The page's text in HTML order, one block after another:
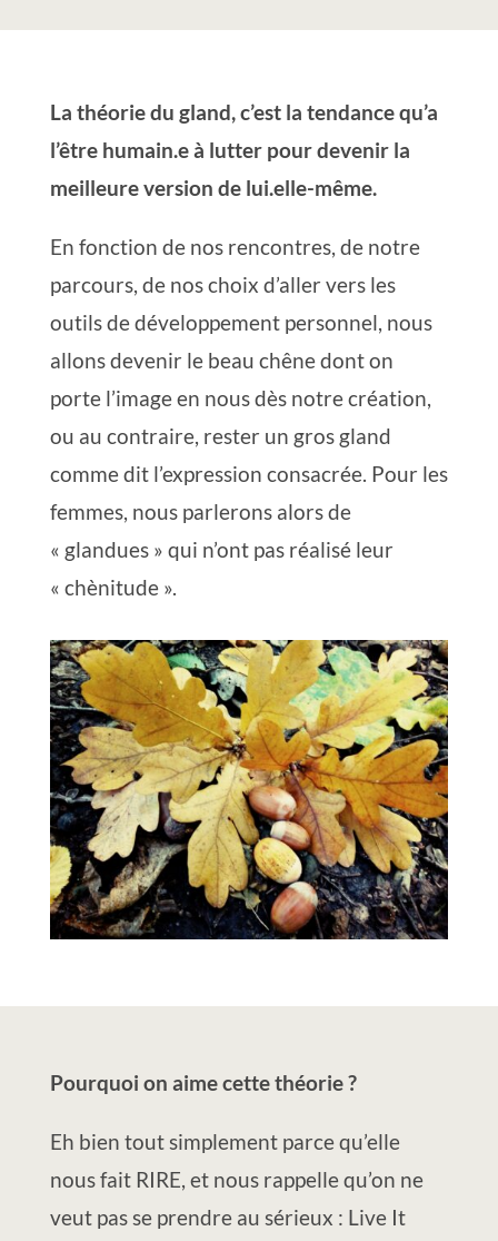
La théorie du gland, c’est la tendance qu’a
l’être humain.e à lutter pour devenir la
meilleure version de lui.elle-même.
En fonction de nos rencontres, de notre
parcours, de nos choix d’aller vers les
outils de développement personnel, nous
allons devenir le beau chêne dont on
porte l’image en nous dès notre création,
ou au contraire, rester un gros gland
comme dit l’expression consacrée. Pour les
femmes, nous parlerons alors de
« glandues » qui n’ont pas réalisé leur
« chènitude ».
Pourquoi on aime cette théorie ?
Eh bien tout simplement parce qu’elle
nous fait RIRE, et nous rappelle qu’on ne
veut pas se prendre au sérieux : Live It